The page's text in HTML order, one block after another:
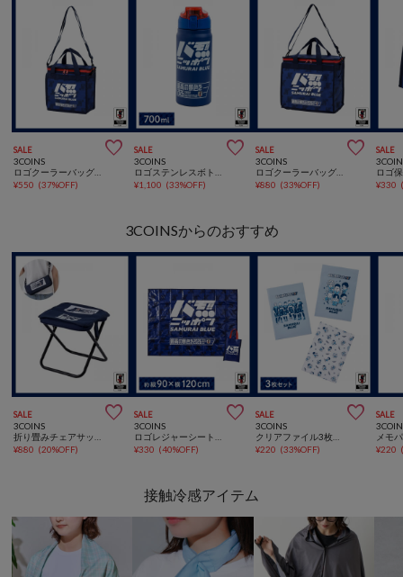
SALE 
3COINS
¥550 (37%OFF)
SALE 
3COINS
¥1,100 (33%OFF)
SALE 
3COINS
ロゴクーラーバッグ：Lサッカー日本代表ver.
¥880 (33%OFF)
SALE
¥330
3COINSからのおすすめ
SALE 
3COINS
¥880 (20%OFF)
SALE 
3COINS
¥330 (40%OFF)
SALE 
3COINS
¥220 (33%OFF)
SALE
¥220
接触冷感アイテム